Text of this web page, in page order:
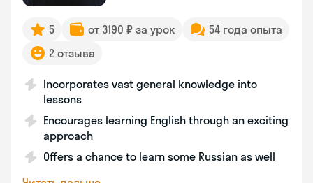
5 от 3190 ₽ за урок
54 года опыта
2 отзыва
Incorporates vast general knowledge into
lessons
Encourages learning English through an exciting
approach
Offers a chance to learn some Russian as well